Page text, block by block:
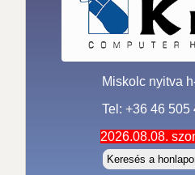
Miskolc nyitva
Tel: +36 46 505
2026.08.08.